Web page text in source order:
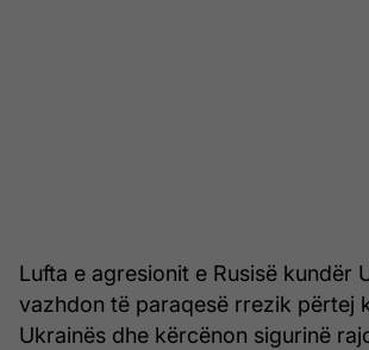
Lufta e agresionit e Rusisë kundër
vazhdon të paraqesë rrezik përtej
Ukrainës dhe kërcënon sigurinë